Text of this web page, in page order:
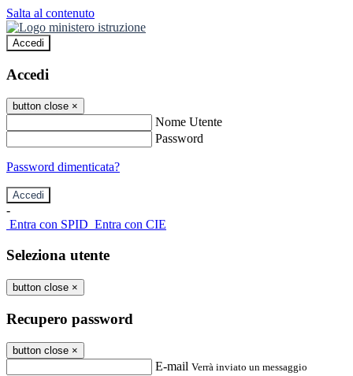
Salta al contenuto
Accedi
Accedi
button close ×
Nome Utente
Password
Password dimenticata?
-
Entra con SPID Entra con CIE
Seleziona utente
button close ×
Recupero password
button close ×
E-mail Verrà inviato un messaggio